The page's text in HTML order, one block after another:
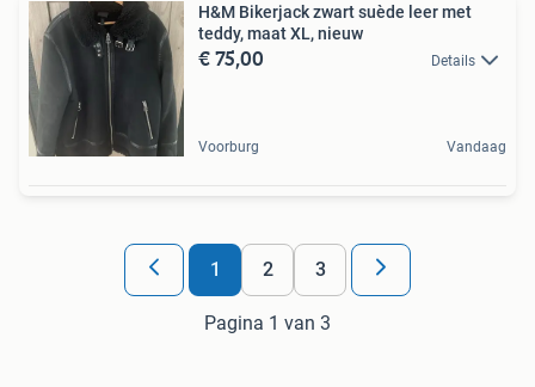
H&M Bikerjack zwart suède leer met
teddy, maat XL, nieuw
€ 75,00 Details
Voorburg Vandaag
1 2 3
Pagina 1 van 3